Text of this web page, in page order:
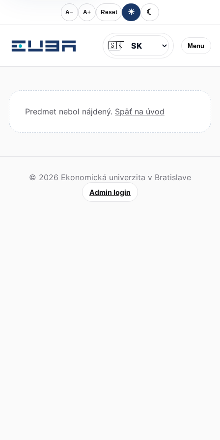
A− A+ Reset ☀ ☾
Menu
Jazyk
🇸🇰
Predmet nebol nájdený. Späť na úvod
© 2026 Ekonomická univerzita v Bratislave
Admin login